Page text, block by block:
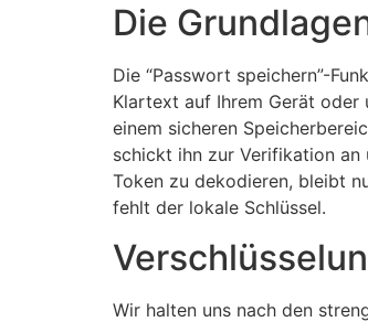
Die
Die “Passwort speichern”-
Klartext auf Ihrem Gerät oder
einem sicheren
schickt ihn zur Verifikation an
Token zu dekodieren, bleibt
fehlt der lokale Schlüssel.
Wir halten uns nach den